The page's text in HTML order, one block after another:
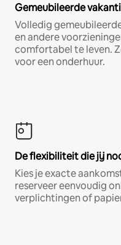
Gemeubileerde
Volledig
en andere
comfortabel te leven.
voor een onderhuur.
De flexibiliteit die jij
Kies je exacte
reserveer eenvoudig
verplichtingen of